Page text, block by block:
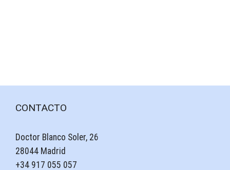
CONTACTO
Doctor Blanco Soler, 26
28044 Madrid
+34 917 055 057